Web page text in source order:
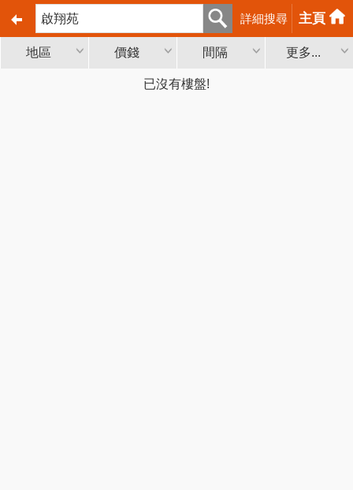
詳細搜尋 主頁
地區 價錢 間隔 更多...
已沒有樓盤!